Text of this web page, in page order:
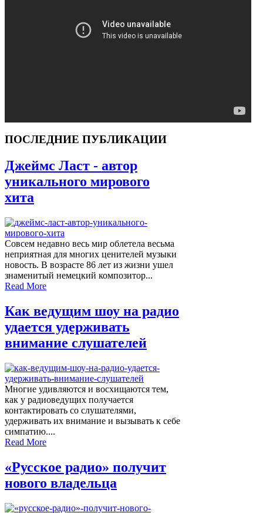
ПОСЛЕДНИЕ ПУБЛИКАЦИИ
Джеймс Ласт - автор
уникального мирового
хита
Совсем недавно весь мир облетела весьма
неприятная для многих ценителей музыки
новость. В возрасте 86 лет из жизни ушел
знаменитый немецкий композитор...
Read More
Как ведущим шоу на радио
удается удерживать
внимание слушателей
Многие удивляются и восхищаются тем,
как у радиоведущих получается
контактировать со слушателями,
удерживать их внимание и вызывать к себе
симпатию....
Read More
«Русское радио» получит
нового владельца